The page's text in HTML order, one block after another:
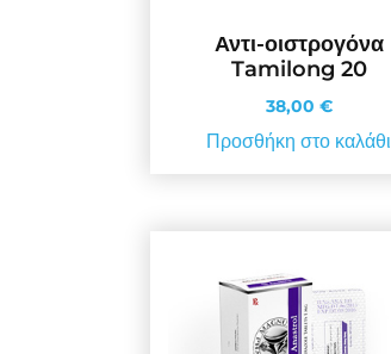
Αντι-οιστρογόνα
Tamilong 20
38,00 €
Προσθήκη στο καλάθι